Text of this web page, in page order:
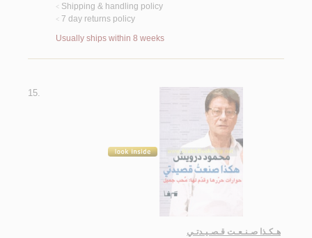
< Shipping & handling policy
< 7 day returns policy
Usually ships within 8 weeks
15.
هـكـذا صـنـعـت قـصـيـدتـي